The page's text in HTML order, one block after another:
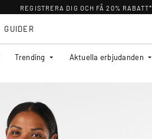
REGISTRERA DIG OCH FÅ 20% RABATT*
Trending Aktuella erbjudanden
GUIDER